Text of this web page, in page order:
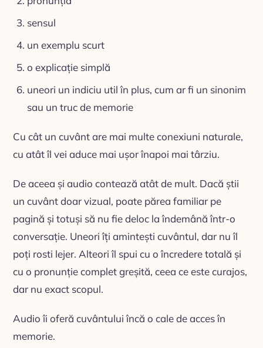
sensul
un exemplu scurt
o explicație simplă
uneori un indiciu util în plus, cum ar fi un sinonim
sau un truc de memorie
Cu cât un cuvânt are mai multe conexiuni naturale,
cu atât îl vei aduce mai ușor înapoi mai târziu.
De aceea și audio contează atât de mult. Dacă știi
un cuvânt doar vizual, poate părea familiar pe
pagină și totuși să nu fie deloc la îndemână într-o
conversație. Uneori îți amintești cuvântul, dar nu îl
poți rosti lejer. Alteori îl spui cu o încredere totală și
cu o pronunție complet greșită, ceea ce este curajos,
dar nu exact scopul.
Audio îi oferă cuvântului încă o cale de acces în
memorie.